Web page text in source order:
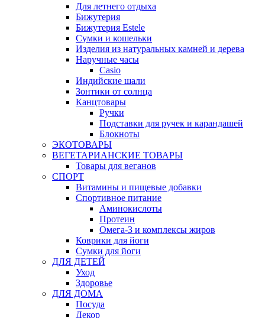
Для летнего отдыха
Бижутерия
Бижутерия Estele
Сумки и кошельки
Изделия из натуральных камней и дерева
Наручные часы
Casio
Индийские шали
Зонтики от солнца
Канцтовары
Ручки
Подставки для ручек и карандашей
Блокноты
ЭКОТОВАРЫ
ВЕГЕТАРИАНСКИЕ ТОВАРЫ
Товары для веганов
СПОРТ
Витамины и пищевые добавки
Спортивное питание
Аминокислоты
Протеин
Омега-3 и комплексы жиров
Коврики для йоги
Сумки для йоги
ДЛЯ ДЕТЕЙ
Уход
Здоровье
ДЛЯ ДОМА
Посуда
Декор